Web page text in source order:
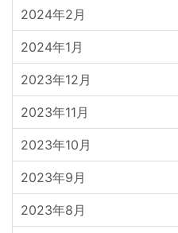
2024年2月
2024年1月
2023年12月
2023年11月
2023年10月
2023年9月
2023年8月